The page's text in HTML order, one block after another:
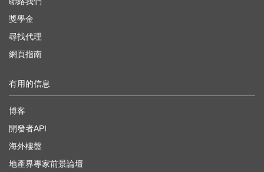
獎學金
尋找代理
網頁指南
有用的信息
博客
開發者API
海外樓盤
地產界專家前景論壇